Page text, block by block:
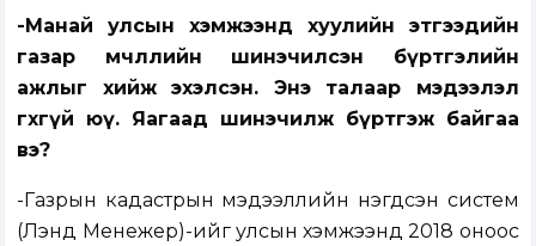
-Манай улсын хэмжээнд хуулийн этгээдийн
газар өмчлөлийн шинэчилсэн бүртгэлийн
ажлыг хийж эхэлсэн. Энэ талаар мэдээлэл
өгөхгүй юү. Яагаад шинэчилж бүртгэж байгаа
вэ?
-Газрын кадастрын мэдээллийн нэгдсэн систем
(Лэнд Менежер)-ийг улсын хэмжээнд 2018 оноос